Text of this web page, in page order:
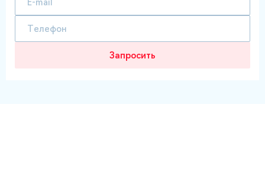
Запросить